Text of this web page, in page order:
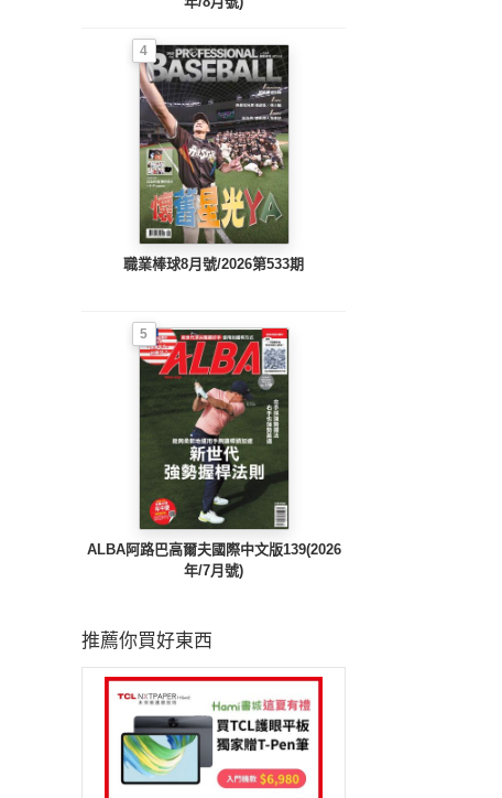
4
職業棒球8月號/2026第533期
5
ALBA阿路巴高爾夫國際中文版139(2026
年/7月號)
推薦你買好東西